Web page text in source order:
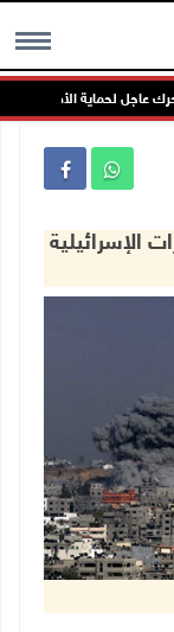
MENU
عاجل لحماية الأطفال من
الإسرائيلية